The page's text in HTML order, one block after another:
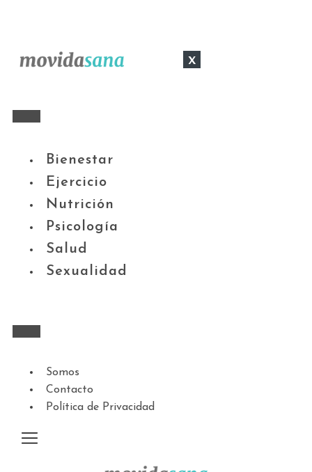
x
Bienestar
Ejercicio
Nutrición
Psicología
Salud
Sexualidad
Somos
Contacto
Política de Privacidad